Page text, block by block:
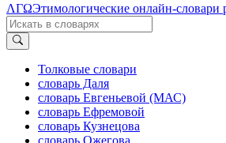
ΛΓΩЭтимологические онлайн-словари
Толковые словари
словарь Даля
словарь Евгеньевой (МАС)
словарь Ефремовой
словарь Кузнецова